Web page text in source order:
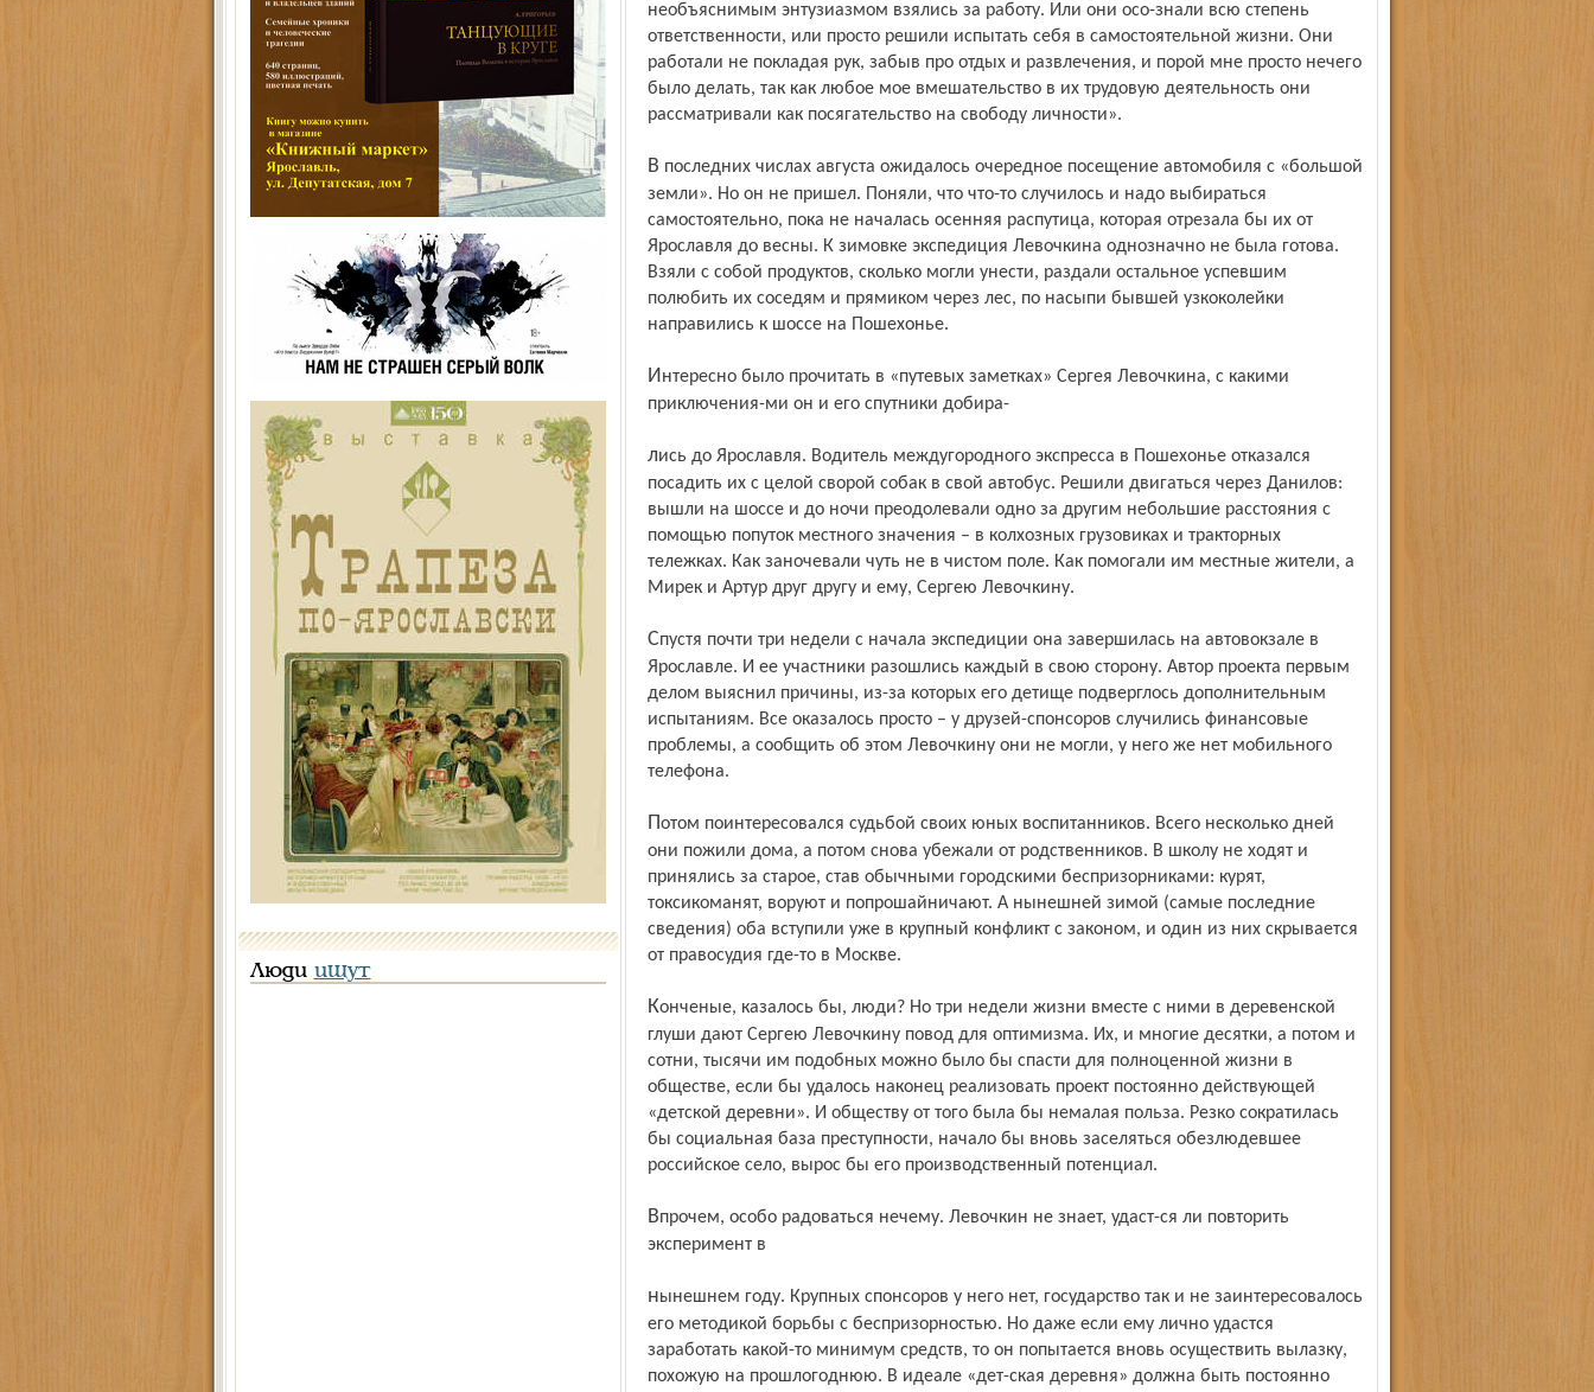
Люди ищут
необъяснимым энтузиазмом взялись за работу. Или они осо-знали всю степень
ответственности, или просто решили испытать себя в самостоятельной жизни. Они
работали не покладая рук, забыв про отдых и развлечения, и порой мне просто нечего
было делать, так как любое мое вмешательство в их трудовую деятельность они
рассматривали как посягательство на свободу личности».
В последних числах августа ожидалось очередное посещение автомобиля с «большой
земли». Но он не пришел. Поняли, что что-то случилось и надо выбираться
самостоятельно, пока не началась осенняя распутица, которая отрезала бы их от
Ярославля до весны. К зимовке экспедиция Левочкина однозначно не была готова.
Взяли с собой продуктов, сколько могли унести, раздали остальное успевшим
полюбить их соседям и прямиком через лес, по насыпи бывшей узкоколейки
направились к шоссе на Пошехонье.
Интересно было прочитать в «путевых заметках» Сергея Левочкина, с какими
приключения-ми он и его спутники добира-
лись до Ярославля. Водитель междугородного экспресса в Пошехонье отказался
посадить их с целой сворой собак в свой автобус. Решили двигаться через Данилов:
вышли на шоссе и до ночи преодолевали одно за другим небольшие расстояния с
помощью попуток местного значения – в колхозных грузовиках и тракторных
тележках. Как заночевали чуть не в чистом поле. Как помогали им местные жители, а
Мирек и Артур друг другу и ему, Сергею Левочкину.
Спустя почти три недели с начала экспедиции она завершилась на автовокзале в
Ярославле. И ее участники разошлись каждый в свою сторону. Автор проекта первым
делом выяснил причины, из-за которых его детище подверглось дополнительным
испытаниям. Все оказалось просто – у друзей-спонсоров случились финансовые
проблемы, а сообщить об этом Левочкину они не могли, у него же нет мобильного
телефона.
Потом поинтересовался судьбой своих юных воспитанников. Всего несколько дней
они пожили дома, а потом снова убежали от родственников. В школу не ходят и
принялись за старое, став обычными городскими беспризорниками: курят,
токсикоманят, воруют и попрошайничают. А нынешней зимой (самые последние
сведения) оба вступили уже в крупный конфликт с законом, и один из них скрывается
от правосудия где-то в Москве.
Конченые, казалось бы, люди? Но три недели жизни вместе с ними в деревенской
глуши дают Сергею Левочкину повод для оптимизма. Их, и многие десятки, а потом и
сотни, тысячи им подобных можно было бы спасти для полноценной жизни в
обществе, если бы удалось наконец реализовать проект постоянно действующей
«детской деревни». И обществу от того была бы немалая польза. Резко сократилась
бы социальная база преступности, начало бы вновь заселяться обезлюдевшее
российское село, вырос бы его производственный потенциал.
Впрочем, особо радоваться нечему. Левочкин не знает, удаст-ся ли повторить
эксперимент в
нынешнем году. Крупных спонсоров у него нет, государство так и не заинтересовалось
его методикой борьбы с беспризорностью. Но даже если ему лично удастся
заработать какой-то минимум средств, то он попытается вновь осуществить вылазку,
похожую на прошлогоднюю. В идеале «дет-ская деревня» должна быть постоянно